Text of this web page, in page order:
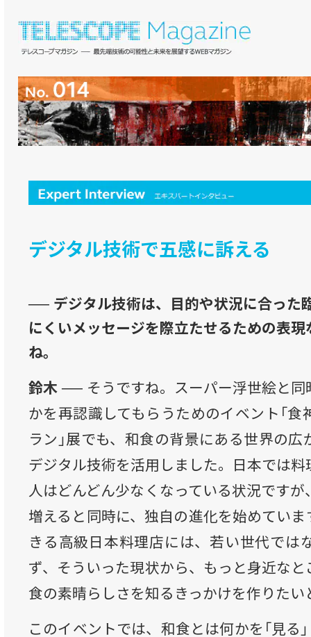
デジタル技術で五感に訴える
── デジタル技術は、目的や状況に合った
にくいメッセージを際立たせるための表
ね。
鈴木 ── そうですね。スーパー浮世絵と
かを再認識してもらうためのイベント「
ラン」展でも、和食の背景にある世界の
デジタル技術を活用しました。日本では
人はどんどん少なくなっている状況です
増えると同時に、独自の進化を始めてい
きる高級日本料理店には、若い世代では
ず、そういった現状から、もっと身近な
食の素晴らしさを知るきっかけを作りた
このイベントでは、和食とは何かを「見る」「